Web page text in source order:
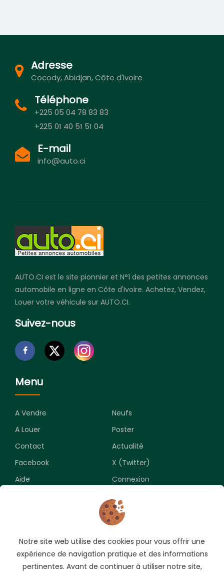
Adresse
Cocody, Abidjan, Côte d'Ivoire
Téléphone
+225 05 04 78 83 83
+225 01 40 51 51 04
E-mail
info@auto.ci
AUTO.CI est le site pionnier et N°1 des petites annonces
automobile en ligne en Côte d'Ivoire. Achetez, Vendez,
Louer votre véhicule sur AUTO.CI.
Suivez-nous
Menu
A Vendre
Neufs
A Louer
Poster
Contact
Actualité
Facebook
X (Twitter)
Aide
Connexion
Souscrivez pour recevoir les meilleures opportunités.
Notre site web utilise des cookies pour vous offrir une
expérience de navigation pratique et des informations
pertinentes. Avant de continuer à utiliser notre site,